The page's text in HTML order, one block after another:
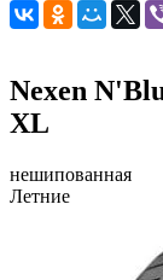
Nexen
XL
нешипованная
Летние